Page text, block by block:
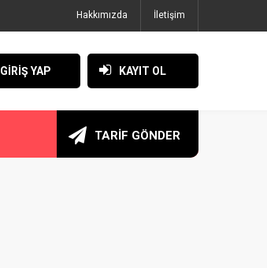
Hakkımızda İletişim
GİRİŞ YAP KAYIT OL
TARİF GÖNDER